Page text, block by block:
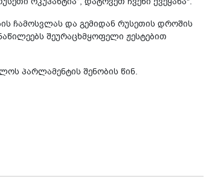
ჩამოსვლას და გემიდან რუსეთის დროშის
შეურაცხმყოფელი ჟესტებით
პარლამენტის შენობის წინ.